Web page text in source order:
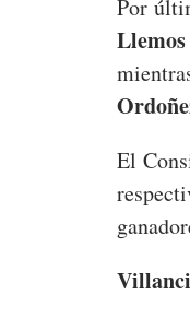
Por
Llemos
El